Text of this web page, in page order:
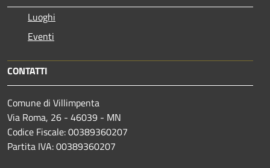
Luoghi
Eventi
CONTATTI
Comune di Villimpenta
Via Roma, 26 - 46039 - MN
Codice Fiscale: 00389360207
Partita IVA: 00389360207